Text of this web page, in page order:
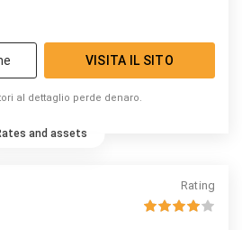
VISITA IL SITO
al dettaglio perde denaro.
and assets
Rating